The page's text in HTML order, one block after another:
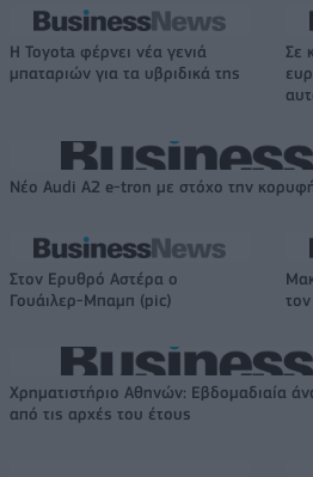
Η Toyota φέρνει νέα γενιά
μπαταριών για τα υβριδικά της
Σε
Νέο Audi A2 e-tron με στόχο την
Στον Ερυθρό Αστέρα ο
Γουάιλερ-Μπαμπ (pic)
Χρηματιστήριο Αθηνών: Εβδομαδιαία
από τις αρχές του έτους